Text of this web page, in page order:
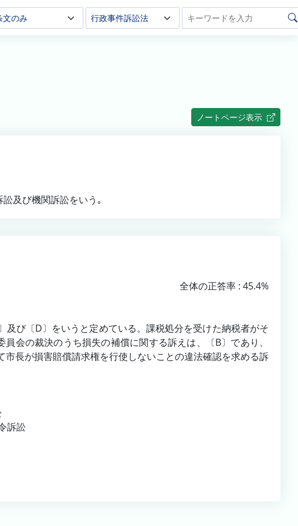
ノートページ表示
及び機関訴訟をいう｡
全体の正答率 : 45.4%
び〔D〕をいうと定めている。課税処分を受けた納税者がそ
会の裁決のうち損失の補償に関する訴えは、〔B〕であり、
長が損害賠償請求権を行使しないことの違法確認を求める訴
訴訟